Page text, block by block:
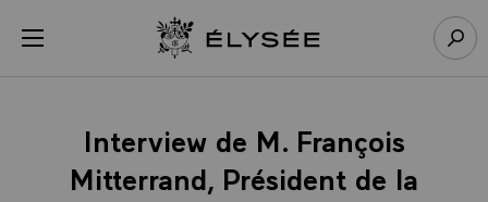
menu Retour à l’accueil Élysée
Interview de M. François
Mitterrand, Président de la
Panneau de gestion des cookies